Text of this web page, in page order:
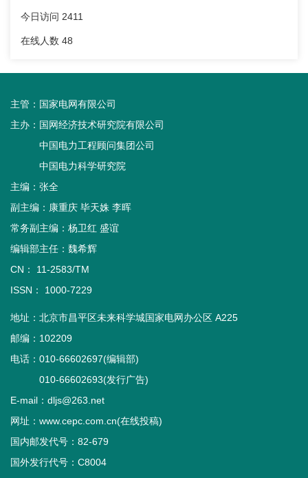
今日访问 2411
在线人数 48
主管： 国家电网有限公司
主办： 国网经济技术研究院有限公司
中国电力工程顾问集团公司
中国电力科学研究院
主编：张全
副主编：康重庆 毕天姝 李晖
常务副主编：杨卫红 盛谊
编辑部主任：魏希辉
CN： 11-2583/TM
ISSN： 1000-7229
地址：北京市昌平区未来科学城国家电网办公区 A225
邮编：102209
电话：010-66602697(编辑部)
010-66602693(发行广告)
E-mail：dljs@263.net
网址：www.cepc.com.cn(在线投稿)
国内邮发代号：82-679
国外发行代号：C8004